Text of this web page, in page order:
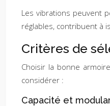
Les vibrations peuvent
réglables, contribuent à
Critères de
Choisir la bonne
considérer :
Capacité et